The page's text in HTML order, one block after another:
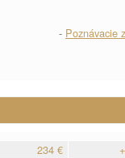
- Poznávacie
234 €